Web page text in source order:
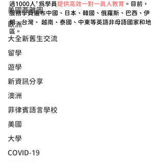
美國西雅圖
歐洲
大全新舊生交流
留學
遊學
新資訊分享
澳洲
菲律賓語言學校
美國
大學
COVID-19
過1000人〞為學員提供高效一對一真人教育 。目前，
服務學員遍布中國、日本、韓國、俄羅斯、巴西、伊
朗、台灣、 越南、泰國、中東等英語非母語國家和地
區。